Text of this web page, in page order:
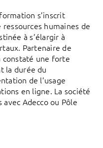
s’inscrit
humaines de
à s’élargir à
Partenaire de
constaté une forte
la durée du
de l’usage
en ligne. La société
Adecco ou Pôle